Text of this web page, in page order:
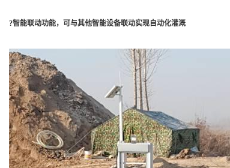
?智能联动功能，可与其他智能设备联动实现自动化灌溉